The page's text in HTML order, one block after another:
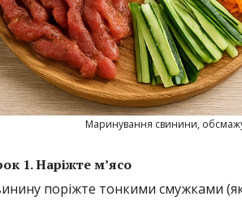
Маринування свинини,
1. Наріжте м’ясо
поріжте тонкими смужками